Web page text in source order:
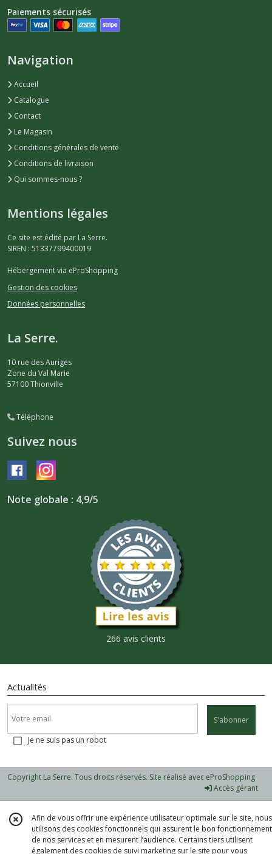
Paiements sécurisés
Navigation
Accueil
Catalogue
Contact
Le Magasin
Conditions générales de vente
Conditions de livraison
Qui sommes-nous ?
Mentions légales
Ce site est édité par La Serre.
SIREN : 51337799400019
Hébergement via eProShopping
Gestion des cookies
Données personnelles
La Serre.
10 rue des Auriges
Zone du Val Marie
57100Thionville
Téléphone
Suivez nous
Note globale : 4,9/5
266 avis clients
Actualités
S'abonner
Je ne suis pas un robot
Copyright La Serre. Tous droits réservés. Site réalisé avec eProShopping
Accès gérant
Afin de vous offrir une expérience utilisateur optimale sur le site, nous
utilisons des cookies fonctionnels qui assurent le bon fonctionnement
de nos services et en mesurent l’audience. Certains tiers utilisent
également des cookies de suivi marketing sur le site pour vous